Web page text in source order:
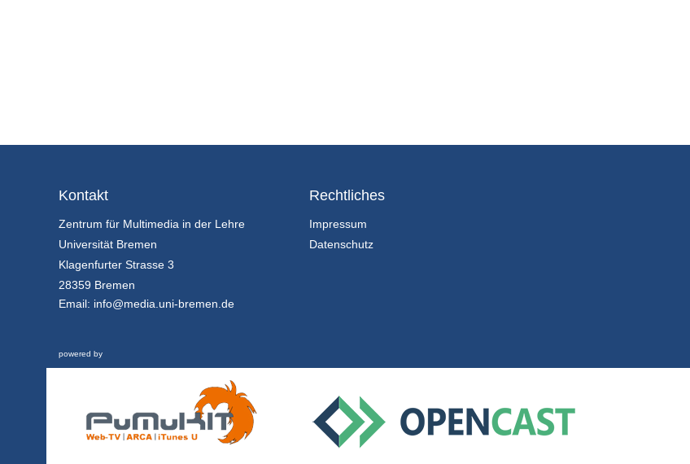
Kontakt
Zentrum für Multimedia in der Lehre
Universität Bremen
Klagenfurter Strasse 3
28359 Bremen
Email: info@media.uni-bremen.de
Rechtliches
Impressum
Datenschutz
powered by